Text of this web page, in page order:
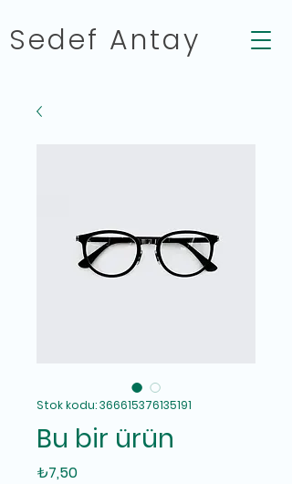
Sedef Antay
Stok kodu: 366615376135191
Bu bir ürün
₺7,50Fiyat